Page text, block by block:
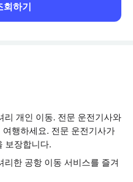
회하기
리 개인 이동. 전문 운전기사와
행하세요. 전문 운전기사가
보장합니다.
한 공항 이동 서비스를 즐겨